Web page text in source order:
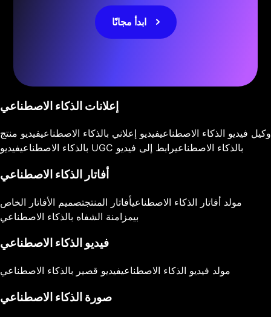
ابدأ مجانًا
إعلانات الذكاء الاصطناعي
وكيل فيديو الذكاء الاصطناعيفيديو إعلاني بالذكاء الاصطناعيفيديو منتج
بالذكاء الاصطناعي
فيديو UGC بالذكاء الاصطناعيرابط إلى فيديو
أفاتار الذكاء الاصطناعي
مولد أفاتار الذكاء الاصطناعيأفاتار المنتجتصميم الأفاتار الخاص
بيمزامنة الشفاه بالذكاء الاصطناعي
فيديو الذكاء الاصطناعي
مولد فيديو الذكاء الاصطناعيفيديو قصير بالذكاء الاصطناعي
صورة الذكاء الاصطناعي